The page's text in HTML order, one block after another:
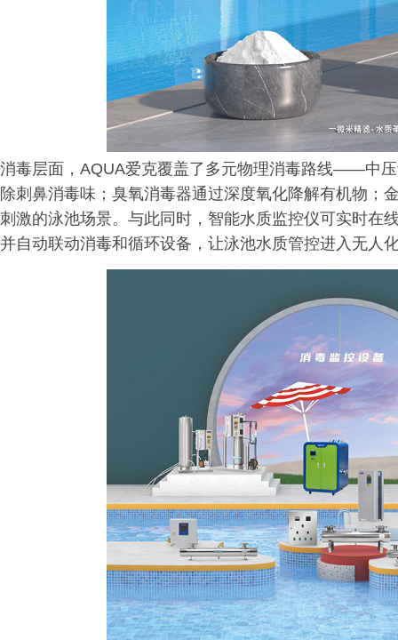
消毒层面，AQUA爱克覆盖了多元物理消毒路线——中
除刺鼻消毒味；臭氧消毒器通过深度氧化降解有机物；
刺激的泳池场景。与此同时，智能水质监控仪可实时在
并自动联动消毒和循环设备，让泳池水质管控进入无人